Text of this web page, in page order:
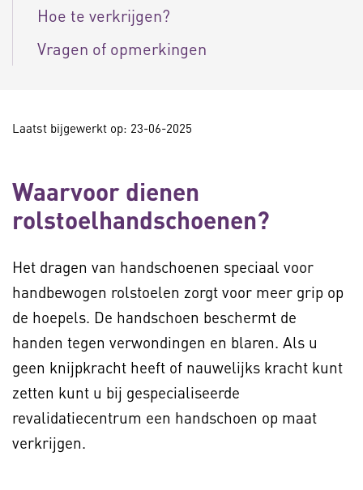
Hoe te verkrijgen?
Vragen of opmerkingen
Laatst bijgewerkt op: 23-06-2025
Waarvoor dienen
rolstoelhandschoenen?
Het dragen van handschoenen speciaal voor
handbewogen rolstoelen zorgt voor meer grip op
de hoepels. De handschoen beschermt de
handen tegen verwondingen en blaren. Als u
geen knijpkracht heeft of nauwelijks kracht kunt
zetten kunt u bij gespecialiseerde
revalidatiecentrum een handschoen op maat
verkrijgen.